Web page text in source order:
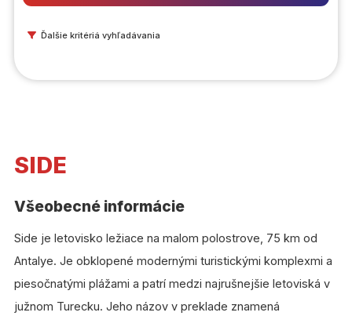
Ďalšie kritériá vyhľadávania
SIDE
Všeobecné informácie
Side je letovisko ležiace na malom polostrove, 75 km od
Antalye. Je obklopené modernými turistickými komplexmi a
piesočnatými plážami a patrí medzi najrušnejšie letoviská v
južnom Turecku. Jeho názov v preklade znamená